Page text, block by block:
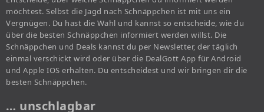
möchtest. Selbst die Jagd nach Schnäppchen ist mit uns ein
Vergnügen. Du hast die Wahl und kannst so entscheide, wie du
über die besten Schnäppchen informiert werden willst. Die
Schnäppchen und Deals kannst du per Newsletter, der täglich
einmal verschickt wird oder über die DealGott App für Android
und Apple IOS erhalten. Du entscheidest und wir bringen dir die
besten Schnäppchen.
… unschlagbar